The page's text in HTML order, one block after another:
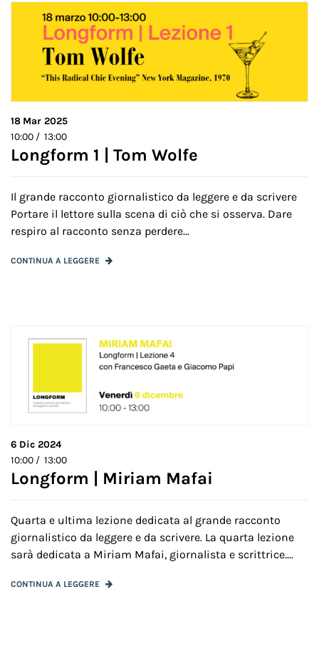
18 Mar 2025
10:00 / 13:00
Longform 1 | Tom Wolfe
Il grande racconto giornalistico da leggere e da scrivere
Portare il lettore sulla scena di ciò che si osserva. Dare
respiro al racconto senza perdere...
CONTINUA A LEGGERE
6 Dic 2024
10:00 / 13:00
Longform | Miriam Mafai
Quarta e ultima lezione dedicata al grande racconto
giornalistico da leggere e da scrivere. La quarta lezione
sarà dedicata a Miriam Mafai, giornalista e scrittrice....
CONTINUA A LEGGERE